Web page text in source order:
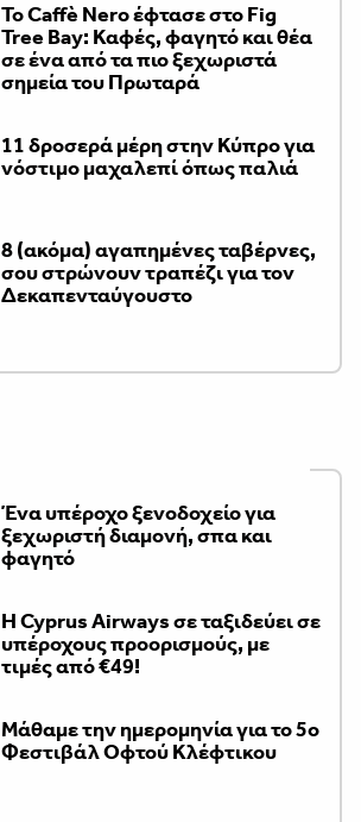
Το Caffè Nero έφτασε στο Fig
Tree Bay: Καφές, φαγητό και θέα
σε ένα από τα πιο ξεχωριστά
σημεία του Πρωταρά
11 δροσερά μέρη στην Κύπρο για
νόστιμο μαχαλεπί όπως παλιά
8 (ακόμα) αγαπημένες ταβέρνες,
σου στρώνουν τραπέζι για τον
Δεκαπενταύγουστο
Ένα υπέροχο ξενοδοχείο για
ξεχωριστή διαμονή, σπα και
φαγητό
H Cyprus Airways σε ταξιδεύει σε
υπέροχους προορισμούς, με
τιμές από €49!
Μάθαμε την ημερομηνία για το 5ο
Φεστιβάλ Οφτού Κλέφτικου